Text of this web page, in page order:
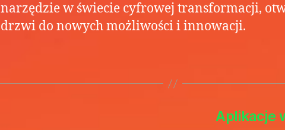
narzędzie w świecie cyfrowej transformacji,
drzwi do nowych możliwości i innowacji.
Aplikacje